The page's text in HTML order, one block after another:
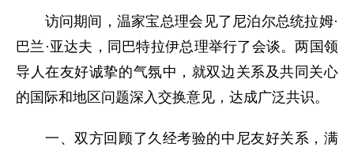
访问期间，温家宝总理会见了尼泊尔总统拉姆·
巴兰 ·亚达夫，同巴特拉伊总理举行了会谈。两国领
导人在友好诚挚的气氛中，就双边关系及共同关心
的国际和地区问题深入交换意见，达成广泛共识。
一、双方回顾了久经考验的中尼友好关系，满